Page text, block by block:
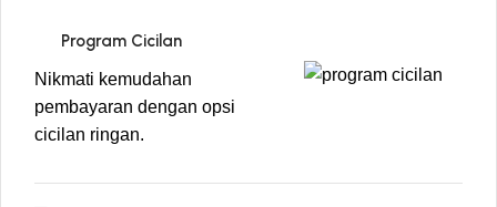
Program Cicilan
Nikmati kemudahan
pembayaran dengan opsi
cicilan ringan.